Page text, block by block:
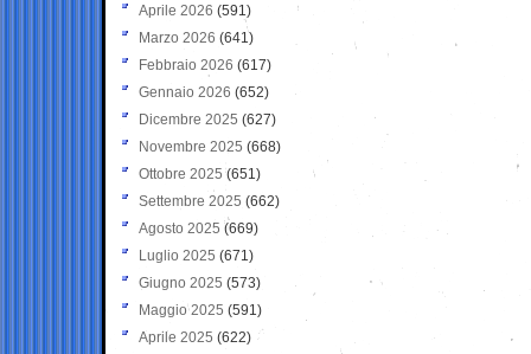
Aprile 2026 (591)
Marzo 2026 (641)
Febbraio 2026 (617)
Gennaio 2026 (652)
Dicembre 2025 (627)
Novembre 2025 (668)
Ottobre 2025 (651)
Settembre 2025 (662)
Agosto 2025 (669)
Luglio 2025 (671)
Giugno 2025 (573)
Maggio 2025 (591)
Aprile 2025 (622)